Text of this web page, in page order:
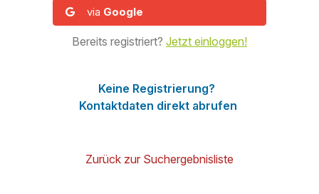
Google経由
既に登録済みですか？今すぐログインしてくださ
登録は不要ですか？